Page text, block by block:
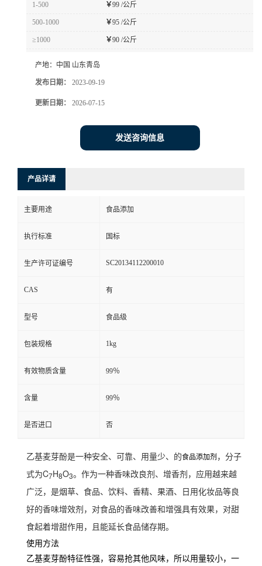
1-500 ￥99 /公斤
500-1000 ￥95 /公斤
≥1000 ￥90 /公斤
产地： 中国 山东青岛
发布日期： 2023-09-19
更新日期： 2026-07-15
发送咨询信息
产品详请
主要用途 食品添加
执行标准 国标
生产许可证编号 SC20134112200010
CAS 有
型号 食品级
包装规格 1kg
有效物质含量 99％
含量 99％
是否进口 否
乙基麦芽酚是一种安全、可靠、用量少、的食品添加剂 ，分子
式为C7H8O3。作为一种香味改良剂、增香剂，应用越来越
广泛，是烟草、食品、饮料、香精、果酒、日用化妆品等良
好的香味增效剂，对食品的香味改善和增强具有效果，对甜
食起着增甜作用，且能延长食品储存期。
使用方法
乙基麦芽酚特征性强，容易抢其他风味，所以用量较小，一